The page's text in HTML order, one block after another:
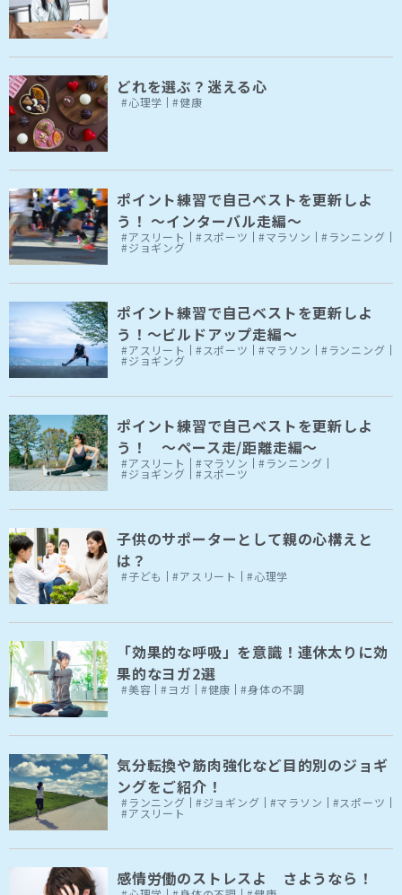
どれを選ぶ？迷える心
#心理学 #健康
ポイント練習で自己ベストを更新しよ
う！ ～インターバル走編～
#アスリート #スポーツ #マラソン #ランニング
#ジョギング
ポイント練習で自己ベストを更新しよ
う！～ビルドアップ走編～
#アスリート #スポーツ #マラソン #ランニング
#ジョギング
ポイント練習で自己ベストを更新しよ
う！ ～ペース走/距離走編～
#アスリート #マラソン #ランニング
#ジョギング #スポーツ
子供のサポーターとして親の心構えと
は？
#子ども #アスリート #心理学
「効果的な呼吸」を意識！連休太りに効
果的なヨガ2選
#美容 #ヨガ #健康 #身体の不調
気分転換や筋肉強化など目的別のジョギ
ングをご紹介！
#ランニング #ジョギング #マラソン #スポーツ
#アスリート
感情労働のストレスよ さようなら！